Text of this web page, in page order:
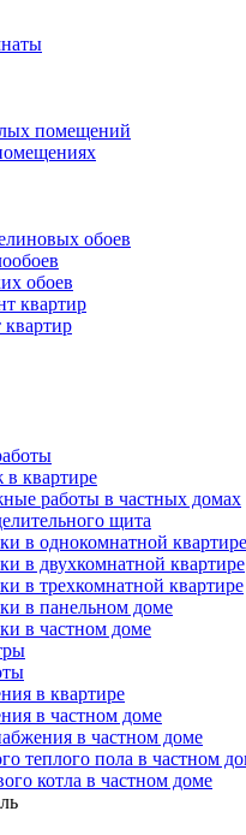
помещений
обоев
обоев
квартир
квартире
работы в частных домах
щита
в однокомнатной квартире
в двухкомнатной квартире
в трехкомнатной квартире
в панельном доме
в частном доме
в квартире
в частном доме
в частном доме
теплого пола в частном
котла в частном доме